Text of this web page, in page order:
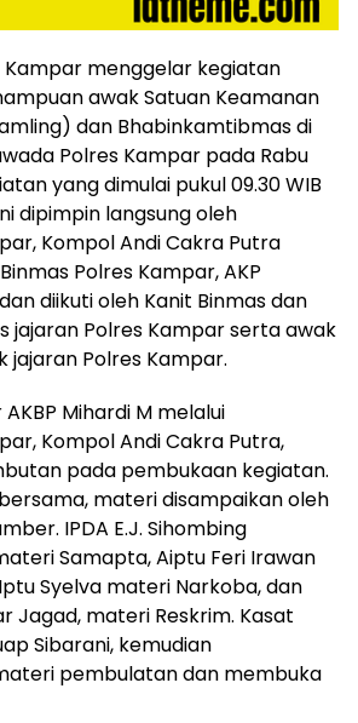
Kampar menggelar kegiatan
awak Satuan Keamanan
dan Bhabinkamtibmas di
Polres Kampar pada Rabu
yang dimulai pukul 09.30 WIB
dipimpin langsung oleh
Kompol Andi Cakra Putra
Polres Kampar, AKP
diikuti oleh Kanit Binmas dan
jajaran Polres Kampar serta awak
jajaran Polres Kampar.
Mihardi M melalui
Kompol Andi Cakra Putra,
pada pembukaan kegiatan.
materi disampaikan oleh
IPDA E.J. Sihombing
Samapta, Aiptu Feri Irawan
Syelva materi Narkoba, dan
Jagad, materi Reskrim. Kasat
Sibarani, kemudian
pembulatan dan membuka